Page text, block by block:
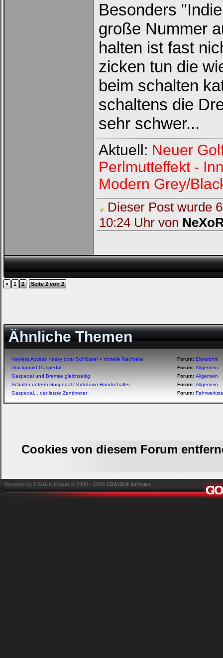
Besonders
große Nummer
halten ist fast
zicken tun die
beim schalten
schaltens die
sehr schwer...
Aktuell: Neuer
Perlmutteffekt -
Modern Grey/
Dieser Post wurde
10:24 Uhr von
« 1 2 Seite 2 von 2
Ähnliche Themen
Keyless Access Kessy oder Schlüssel > Vorteile Nachteile Forum: Elektronik
Druckpunkt Gaspedal
Forum: Allgemein
Gaspedal und Bremse gleichzeitig
Forum: Allgemein
Schalter unterm Gaspedal / Kickdown Handschalter
Forum: Allgemein
Gaspedal... der letzte Zentimeter
Forum:
Cookies von diesem Forum
Powered by CBACK Forum © 1999 - 2026CBACK® Software